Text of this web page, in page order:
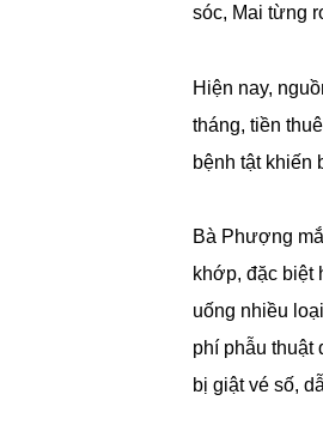
sóc, Mai từng
Hiện nay,
tháng, tiền
bệnh tật khiến
Bà Phượng
khớp, đặc biệt
uống nhiều
phí phẫu thuật
bị giật vé số,